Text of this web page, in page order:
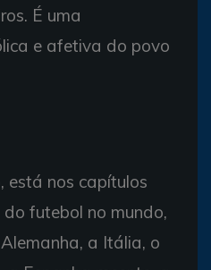
É uma
e afetiva do povo
está nos capítulos
futebol no mundo,
a Itália, o